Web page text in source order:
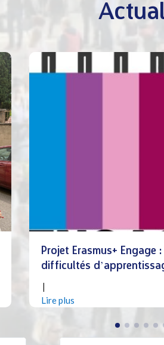
Projet Erasmus+ Engage
difficultés
|
Lire plus